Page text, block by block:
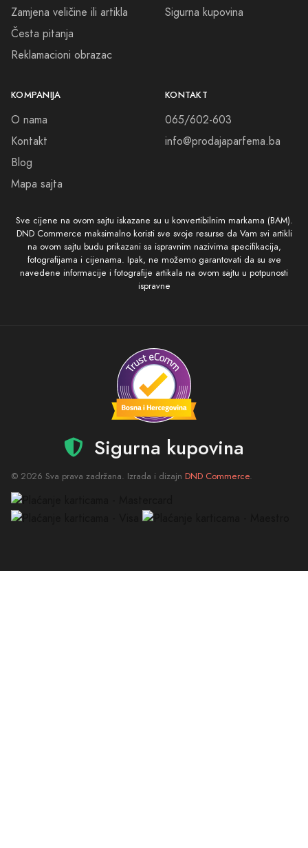
Zamjena veličine ili artikla
Česta pitanja
Reklamacioni obrazac
Sigurna kupovina
KOMPANIJA
O nama
Kontakt
Blog
Mapa sajta
KONTAKT
065/602-603
info@prodajaparfema.ba
Sve cijene na ovom sajtu iskazane su u konvertibilnim markama (BAM).
DND Commerce maksimalno koristi sve svoje resurse da Vam svi artikli
na ovom sajtu budu prikazani sa ispravnim nazivima specifikacija,
fotografijama i cijenama. Ipak, ne možemo garantovati da su sve
navedene informacije i fotografije artikala na ovom sajtu u potpunosti
ispravne
Sigurna kupovina
© 2026 Sva prava zadržana. Izrada i dizajn DND Commerce.